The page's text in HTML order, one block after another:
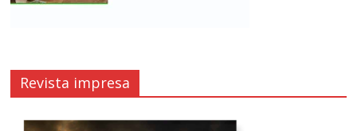
Revista impresa